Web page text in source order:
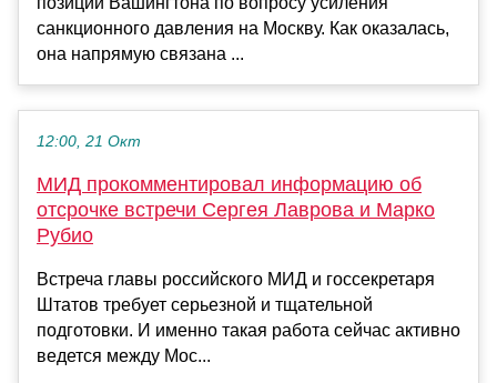
санкционного давления на Москву. Как оказалась,
она напрямую связана ...
12:00, 21 Окт
МИД прокомментировал информацию об
отсрочке встречи Сергея Лаврова и Марко
Рубио
Встреча главы российского МИД и госсекретаря
Штатов требует серьезной и тщательной
подготовки. И именно такая работа сейчас активно
ведется между Мос...